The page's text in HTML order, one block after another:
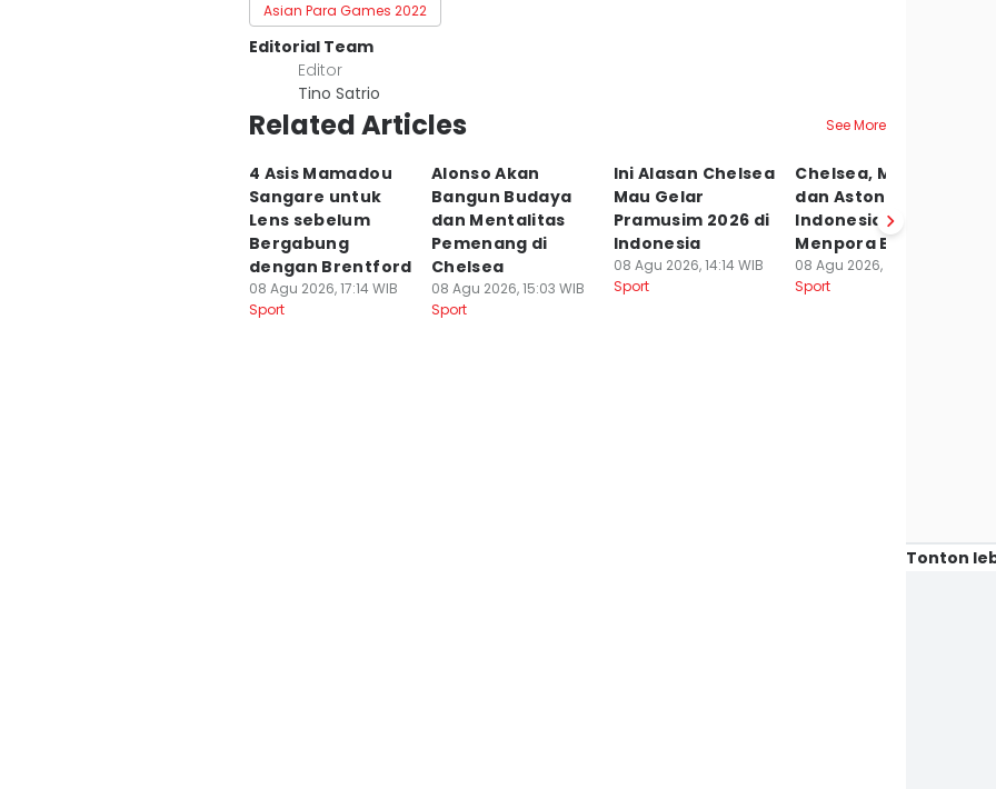
Asian Para Games 2022
Editorial Team
Editor
Tino Satrio
Related Articles See More
4 Asis Mamadou
Sangare untuk
Lens sebelum
Bergabung
dengan Brentford
08 Agu 2026, 17:14 WIB
Sport
Alonso Akan
Bangun Budaya
dan Mentalitas
Pemenang di
Chelsea
08 Agu 2026, 15:03 WIB
Sport
Ini Alasan Chelsea
Mau Gelar
Pramusim 2026 di
Indonesia
08 Agu 2026, 14:14 WIB
Sport
Chelsea, Milan,
dan Aston Villa ke
Indonesia,
Menpora Bahagia
08 Agu 2026, 14:04 WIB
Sport
Tonton